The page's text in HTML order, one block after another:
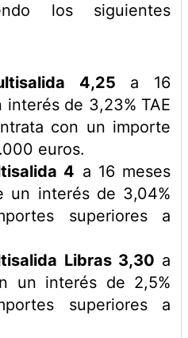
los siguientes
4,25 a 16
interés de 3,23% TAE
con un importe
euros.
4 a 16 meses
un interés de 3,04%
superiores a
Libras 3,30 a
un interés de 2,5%
superiores a